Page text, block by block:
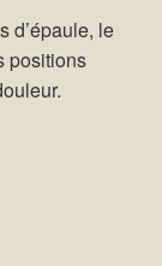
d’épaule, le
positions